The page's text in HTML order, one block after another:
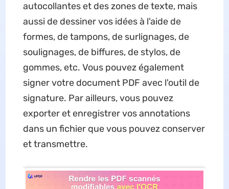
autocollantes et des zones de texte, mais
aussi de dessiner vos idées à l'aide de
formes, de tampons, de surlignages, de
soulignages, de biffures, de stylos, de
gommes, etc. Vous pouvez également
signer votre document PDF avec l'outil de
signature. Par ailleurs, vous pouvez
exporter et enregistrer vos annotations
dans un fichier que vous pouvez conserver
et transmettre.